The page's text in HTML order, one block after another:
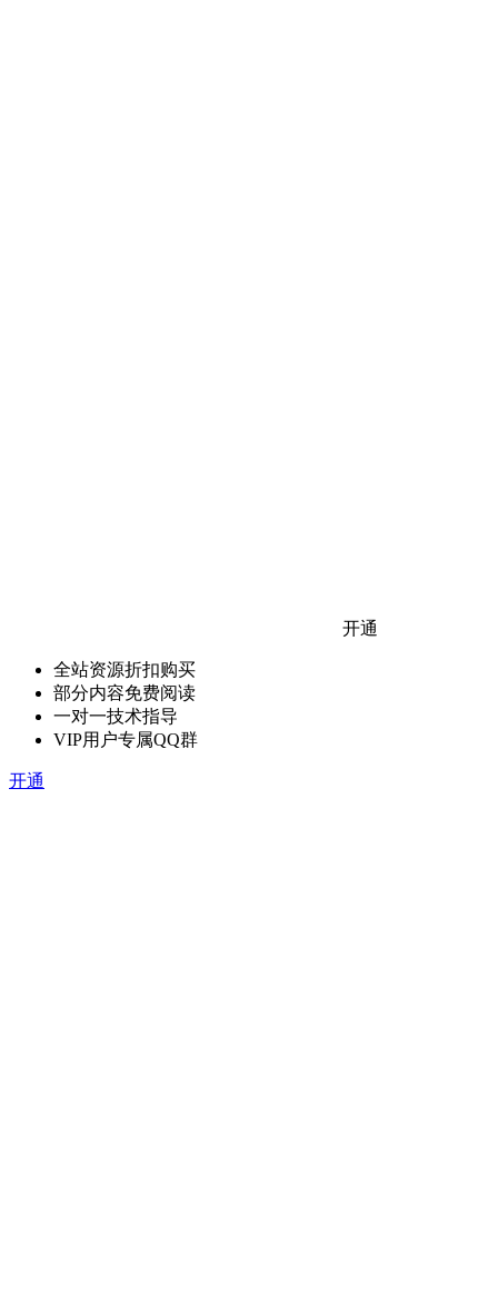
开通
全站资源折扣购买
部分内容免费阅读
一对一技术指导
VIP用户专属QQ群
开通